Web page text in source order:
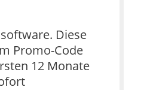
Diese
Promo-Code
12 Monate